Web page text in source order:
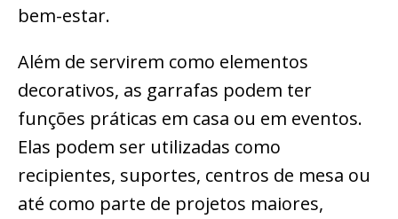
bem-estar.
Além de servirem como elementos
decorativos, as garrafas podem ter
funções práticas em casa ou em eventos.
Elas podem ser utilizadas como
recipientes, suportes, centros de mesa ou
até como parte de projetos maiores,